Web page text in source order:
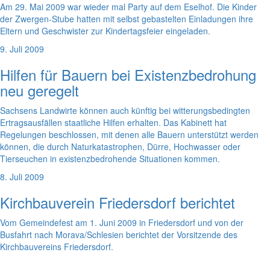
Am 29. Mai 2009 war wieder mal Party auf dem Eselhof. Die Kinder
der Zwergen-Stube hatten mit selbst gebastelten Einladungen ihre
Eltern und Geschwister zur Kindertagsfeier eingeladen.
9. Juli 2009
Hilfen für Bauern bei Existenzbedrohung
neu geregelt
Sachsens Landwirte können auch künftig bei witterungsbedingten
Ertragsausfällen staatliche Hilfen erhalten. Das Kabinett hat
Regelungen beschlossen, mit denen alle Bauern unterstützt werden
können, die durch Naturkatastrophen, Dürre, Hochwasser oder
Tierseuchen in existenzbedrohende Situationen kommen.
8. Juli 2009
Kirchbauverein Friedersdorf berichtet
Vom Gemeindefest am 1. Juni 2009 in Friedersdorf und von der
Busfahrt nach Morava/Schlesien berichtet der Vorsitzende des
Kirchbauvereins Friedersdorf.